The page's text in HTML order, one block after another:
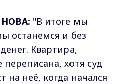
"В итоге мы
останемся и без
Квартира,
переписана, хотя суд
на неё, когда начался